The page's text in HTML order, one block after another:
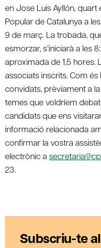
en Jose Luis Ayllón, quart
Popular de Catalunya a
9 de març. La trobada,
esmorzar, s’iniciarà a les
aproximada de 1,5 hores.
associats inscrits. Com
convidats, prèviament a
temes que voldríem
candidats que ens
informació relacionada
confirmar la vostra
electrònic a
23.
Subscriu-te